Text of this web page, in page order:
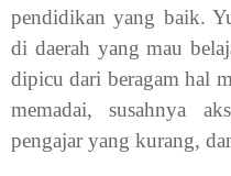
pendidikan yang baik.
di daerah yang mau
dipicu dari beragam hal
memadai, susahnya
pengajar yang kurang,